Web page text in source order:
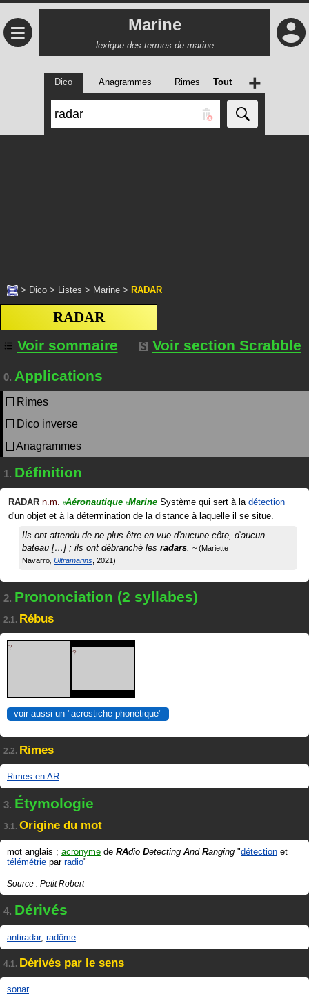
≡ Marine
lexique des termes de marine
Dico Anagrammes Rimes Tout +
> Dico > Listes > Marine > RADAR
RADAR
Voir sommaire
Voir section Scrabble
0. Applications
Rimes
Dico inverse
Anagrammes
1. Définition
RADAR n.m. #Aéronautique #Marine Système qui sert à la détection
d'un objet et à la détermination de la distance à laquelle il se situe.
Ils ont attendu de ne plus être en vue d'aucune côte, d'aucun
bateau […] ; ils ont débranché les radars.
Mariette
Navarro Ultramarins 2021
2. Prononciation (2 syllabes)
2.1. Rébus
?
?
voir aussi un "acrostiche phonétique"
2.2. Rimes
Rimes en AR
3. Étymologie
3.1. Origine du mot
mot anglais ; acronyme de RAdio Detecting And Ranging "détection et
télémétrie par radio"
Source : Petit Robert
4. Dérivés
antiradar, radôme
4.1. Dérivés par le sens
sonar